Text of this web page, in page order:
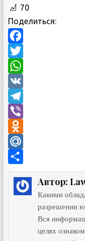
70
Поделиться:
F
a
c
e
b
o
o
k
T
w
i
t
e
r
W
h
a
s
A
p
V
K
T
e
l
e
g
V
i
b
e
O
d
n
M
a
О
Автор:
Какими
разрешении
Вся
целях